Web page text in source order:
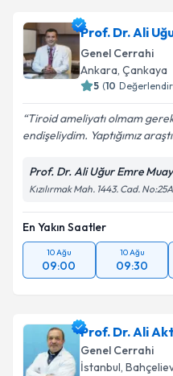
Prof. Dr. Ali
Genel Cerrahi
Ankara, Çankaya
5 (10
Tiroid ameliyatı olmam
endişeliydim. Yaptığımız
Prof. Dr. Ali Uğur Emre
Kızılırmak Mah. 1443. Cad.
En Yakın Saatler
10 Ağu
09:00
10 Ağu
09:30
Prof. Dr. Ali
Genel Cerrahi
İstanbul,